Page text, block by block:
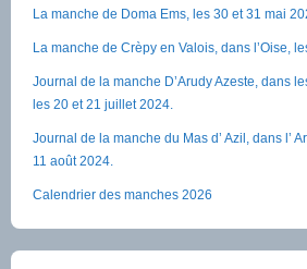
La manche de Doma Ems, les 30 et 31 mai
La manche de Crèpy en Valois, dans l’Oise,
Journal de la manche D’Arudy Azeste, dans
les 20 et 21 juillet 2024.
Journal de la manche du Mas d’ Azil, dans l’
11 août 2024.
Calendrier des manches 2026